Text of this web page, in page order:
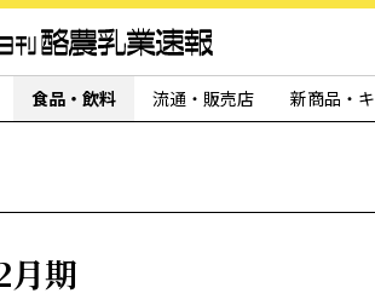
食品・飲料 流通・販売店 新商品・
月期